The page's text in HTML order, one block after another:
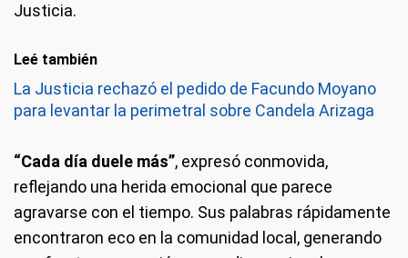
Justicia.
Leé también
La Justicia rechazó el pedido de Facundo Moyano
para levantar la perimetral sobre Candela Arizaga
“Cada día duele más”, expresó conmovida,
reflejando una herida emocional que parece
agravarse con el tiempo. Sus palabras rápidamente
encontraron eco en la comunidad local, generando